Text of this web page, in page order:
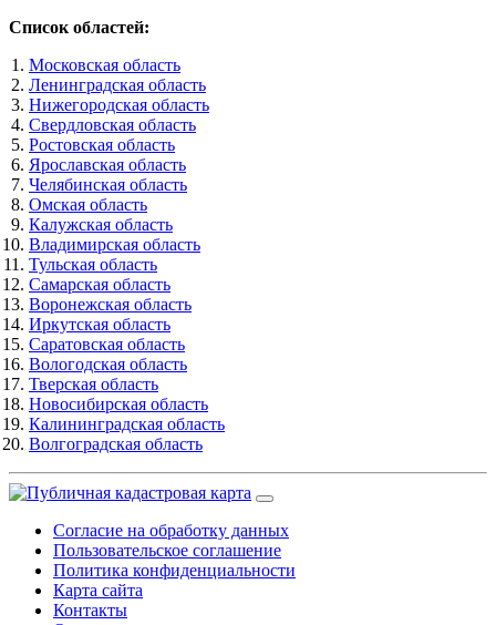
Список областей:
Московская область
Ленинградская область
Нижегородская область
Свердловская область
Ростовская область
Ярославская область
Челябинская область
Омская область
Калужская область
Владимирская область
Тульская область
Самарская область
Воронежская область
Иркутская область
Саратовская область
Вологодская область
Тверская область
Новосибирская область
Калининградская область
Волгоградская область
Согласие на обработку данных
Пользовательское соглашение
Политика конфиденциальности
Карта сайта
Контакты